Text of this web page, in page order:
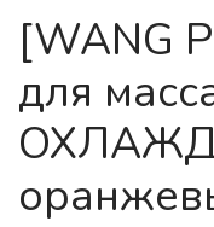
[WANG
для